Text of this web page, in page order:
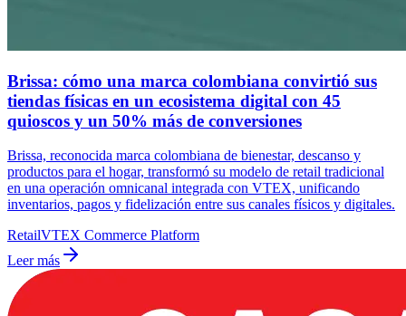
Brissa: cómo una marca colombiana convirtió sus
tiendas físicas en un ecosistema digital con 45
quioscos y un 50% más de conversiones
Brissa, reconocida marca colombiana de bienestar, descanso y
productos para el hogar, transformó su modelo de retail tradicional
en una operación omnicanal integrada con VTEX, unificando
inventarios, pagos y fidelización entre sus canales físicos y digitales.
RetailVTEX Commerce Platform
Leer más